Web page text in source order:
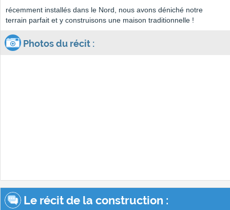
récemment installés dans le Nord, nous avons déniché notre
terrain parfait et y construisons une maison traditionnelle !
Photos du récit :
Le récit de la construction :